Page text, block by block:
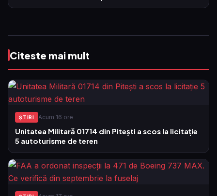
Citeste mai mult
ŞTIRI Acum 16 ore
Unitatea Militară 01714 din Pitești a scos la licitație
5 autoturisme de teren